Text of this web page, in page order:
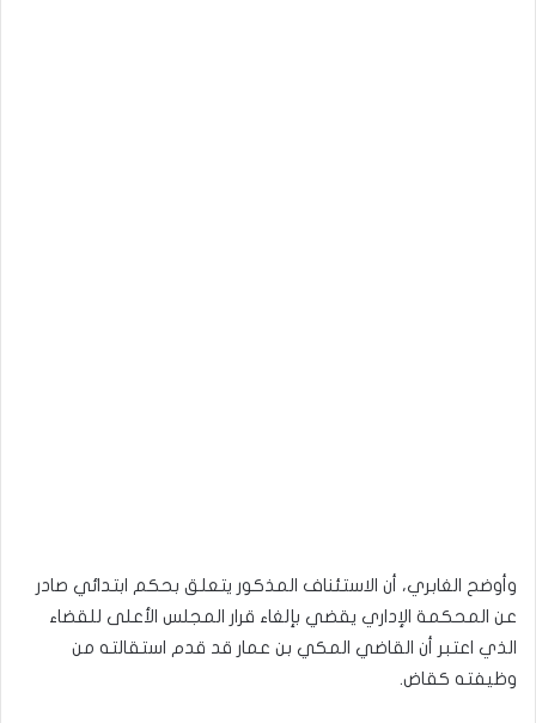
وأوضح الغابري، أن الاستئناف المذكور يتعلق بحكم ابتدائي صادر
عن المحكمة الإداري يقضي بإلغاء قرار المجلس الأعلى للقضاء
الذي اعتبر أن القاضي المكي بن عمار قد قدم استقالته من
وظيفته كقاض.